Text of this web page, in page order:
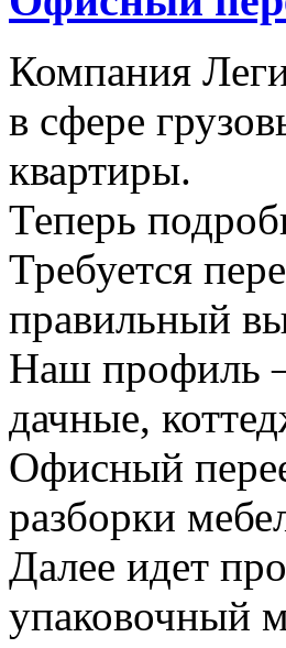
Компания
в сфере
квартиры.
Теперь
Требуется
правильный
Наш профиль
дачные,
Офисный
разборки
Далее идет
упаковочный